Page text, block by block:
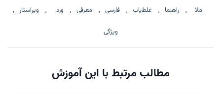
املا , راهنما , غلط‌یاب , فارسی , معرفی , ورد , ویراستار ,
ویژگی
مطالب مرتبط با این آموزش